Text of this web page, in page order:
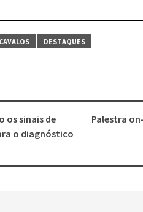
DESTAQUES
os sinais de
o diagnóstico
Palestra